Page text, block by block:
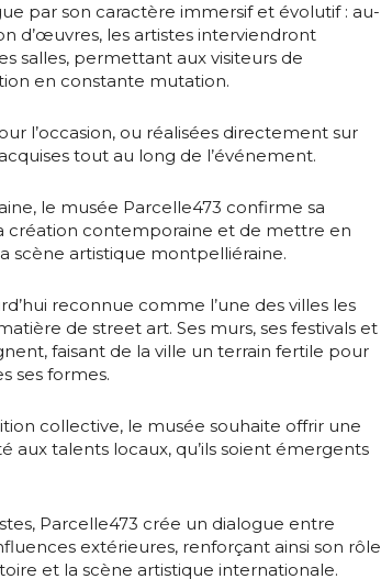
Nom
Prénom
Statut / Organisation
J'accepte les termes et conditions
* Champ obligatoire
Prénom
Statut / Organisation
par son caractère immersif et évolutif : au-
d’œuvres, les artistes interviendront
salles, permettant aux visiteurs de
en constante mutation.
l’occasion, ou réalisées directement sur
tout au long de l’événement.
le musée Parcelle473 confirme sa
création contemporaine et de mettre en
scène artistique montpelliéraine.
reconnue comme l’une des villes les
de street art. Ses murs, ses festivals et
faisant de la ville un terrain fertile pour
ses formes.
collective, le musée souhaite offrir une
aux talents locaux, qu’ils soient émergents
Parcelle473 crée un dialogue entre
extérieures, renforçant ainsi son rôle
et la scène artistique internationale.